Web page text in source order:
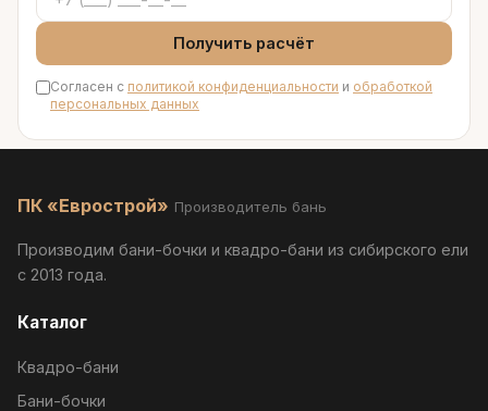
Получить расчёт
Согласен с политикой конфиденциальности и обработкой
персональных данных
ПК «Еврострой» Производитель бань
Производим бани-бочки и квадро-бани из сибирского ели
с 2013 года.
Каталог
Квадро-бани
Бани-бочки